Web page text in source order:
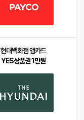
현대백화점 앱카드
YES상품권 1만원